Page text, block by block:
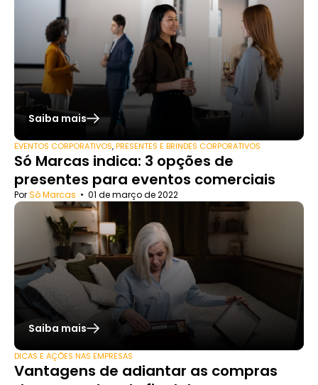
Saiba mais
EVENTOS CORPORATIVOS,PRESENTES E BRINDES CORPORATIVOS
Só Marcas indica: 3 opções de
presentes para eventos comerciais
PorSó Marcas • 01 de março de 2022
Saiba mais
DICAS E AÇÕES NAS EMPRESAS
Vantagens de adiantar as compras